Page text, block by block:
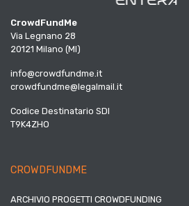
CrowdFundMe
Via Legnano 28
20121 Milano (MI)
info@crowdfundme.it
crowdfundme@legalmail.it
Codice Destinatario SDI
T9K4ZHO
CROWDFUNDME
ARCHIVIO PROGETTI CROWDFUNDING